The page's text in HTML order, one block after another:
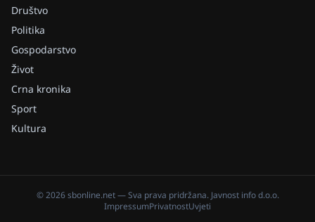
Društvo
Politika
Gospodarstvo
Život
Crna kronika
Sport
Kultura
©2026 sbonline.net— Sva prava pridržana. Javnost info d.o.o.
ImpressumPrivatnostUvjeti